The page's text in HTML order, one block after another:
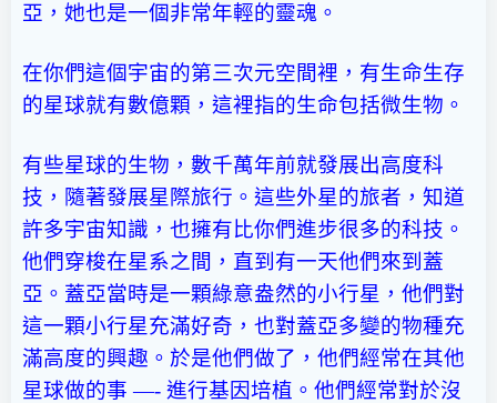
亞，她也是一個非常年輕的靈魂。
在你們這個宇宙的第三次元空間裡，有生命生存
的星球就有數億顆，這裡指的生命包括微生物。
有些星球的生物，數千萬年前就發展出高度科
技，隨著發展星際旅行。這些外星的旅者，知道
許多宇宙知識，也擁有比你們進步很多的科技。
他們穿梭在星系之間，直到有一天他們來到蓋
亞。蓋亞當時是一顆綠意盎然的小行星，他們對
這一顆小行星充滿好奇，也對蓋亞多變的物種充
滿高度的興趣。於是他們做了，他們經常在其他
星球做的事 —- 進行基因培植。他們經常對於沒